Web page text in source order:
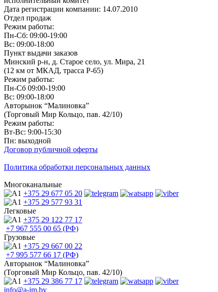
Дата регистрации компании: 14.07.2010
Отдел продаж
Режим работы:
Пн-Сб: 09:00-19:00
Вс: 09:00-18:00
Пункт выдачи заказов
Минский р-н, д. Старое село, ул. Мира, 21
(12 км от МКАД, трасса P-65)
Режим работы:
Пн-Сб 09:00-19:00
Вс: 09:00-18:00
Авторынок “Малиновка”
(Торговый Мир Кольцо, пав. 42/10)
Режим работы:
Вт-Вс: 9:00-15:30
Пн: выходной
Договор публичной оферты
Политика обработки персональных данных
Многоканальные
+375 29 677 05 20
+375 29 577 93 31
Легковые
+375 29 122 77 17
+7 967 555 00 65 (РФ)
Грузовые
+375 29 667 00 22
+7 995 577 66 17 (РФ)
Авторынок “Малиновка”
(Торговый Мир Кольцо, пав. 42/10)
+375 29 386 77 17
info@a-im.by